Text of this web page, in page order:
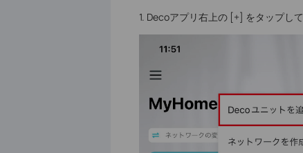
1. Decoアプリ右上の [+] をタップして